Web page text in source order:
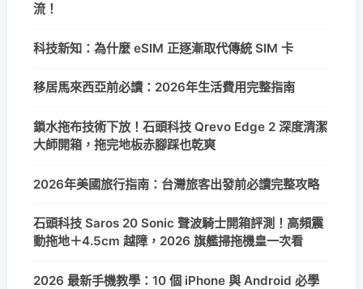
流！
科技新知：為什麼 eSIM 正逐漸取代傳統 SIM 卡
移居馬來西亞前必讀：2026年生活費用完整指南
鎖水拖布技術下放！石頭科技 Qrevo Edge 2 深度清潔
大師開箱，拖完地板赤腳踩也乾爽
2026年美國旅行指南：台灣旅客出發前必讀完整攻略
石頭科技 Saros 20 Sonic 聲波騎士開箱評測！高頻震
動拖地＋4.5cm 越障，2026 旗艦掃拖機皇一次看
2026 最新手機教學：10 個 iPhone 與 Android 必學